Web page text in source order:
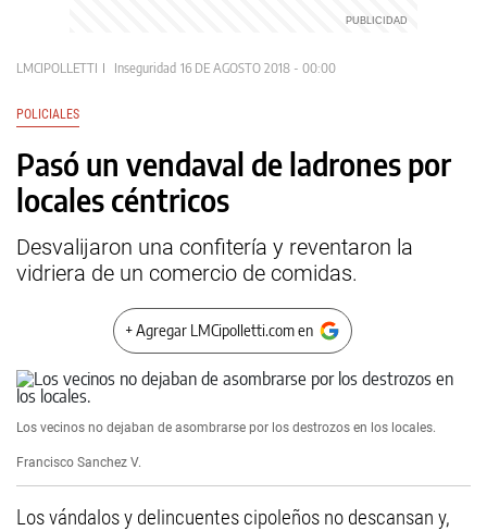
LMCIPOLLETTI Inseguridad 16 DE AGOSTO 2018 - 00:00
POLICIALES
Pasó un vendaval de ladrones por
locales céntricos
Desvalijaron una confitería y reventaron la
vidriera de un comercio de comidas.
+ Agregar LMCipolletti.com en
Los vecinos no dejaban de asombrarse por los destrozos en los locales.
Francisco Sanchez V.
Los vándalos y delincuentes cipoleños no descansan y,